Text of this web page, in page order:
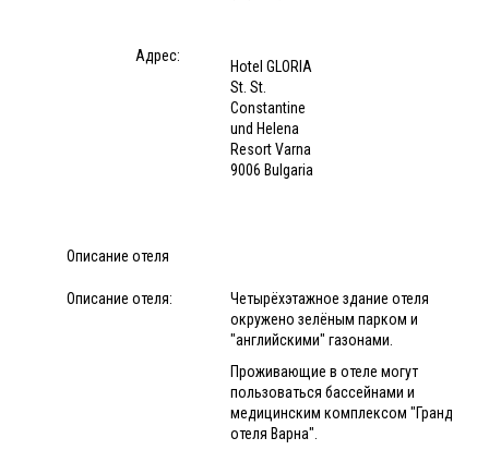
Адрес:
Hotel GLORIA
St. St.
Constantine
und Helena
Resort Varna
9006 Bulgaria
Описание отеля
Описание отеля:
Четырёхэтажное здание отеля
окружено зелёным парком и
"английскими" газонами.
Проживающие в отеле могут
пользоваться бассейнами и
медицинским комплексом "Гранд
отеля Варна".